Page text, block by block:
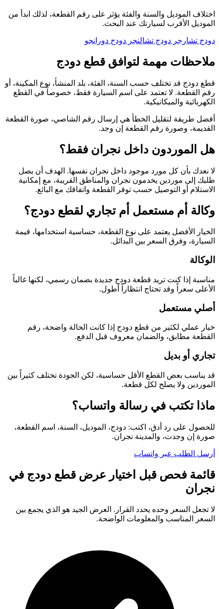
اختلاف الموديل والسنة والفئة يؤثر على رقم القطعة، لذلك ابدأ من
الموديل الأقرب لسيارتك عند البحث.
دودج تشارجر دودج تشالنجر دودج دورانجو
ملاحظات مهمة لتوافق قطع دودج
قطع دودج قد تختلف حسب السنة، الفئة، بلد المنشأ، نوع المكينة، أو
رقم القطعة. لا تعتمد على اسم السيارة فقط، خصوصاً في القطع
الكهربائية والميكانيكية.
أفضل طريقة لتقليل الخطأ هي إرسال رقم الشاصي، صورة القطعة
القديمة، وصورة رقم القطعة إن وجد.
هل الموردون داخل نجران فقط؟
لا نعدك بأن كل مورد موجود داخل نجران نفسها. الهدف أن يصل
طلبك إلى موردين يخدمون نجران والمناطق القريبة، مع إمكانية
الاستلام أو التوصيل حسب توفر القطعة واتفاقك مع البائع.
وكالة أم مستعمل أم تجاري لقطع دودج؟
الخيار الأفضل يعتمد على نوع القطعة، حساسية استخدامها، قيمة
السيارة، وفرق السعر بين البدائل.
الوكالة
مناسبة إذا كنت تريد قطعة دودج جديدة بضمان رسمي، لكنها غالباً
الأعلى سعراً وقد تحتاج انتظاراً أطول.
أصلي مستعمل
خيار عملي لكثير من قطع دودج إذا كانت الحالة واضحة، رقم
القطعة مطابق، والضمان معروف قبل الدفع.
تجاري أو بديل
قد يناسب بعض القطع الأقل حساسية، لكن الجودة تختلف كثيراً بين
الموردين ولا يصلح لكل قطعة.
ماذا تكتب في رسالة واتساب؟
للحصول على رد أدق، اكتب: دودج، الموديل، السنة، اسم القطعة،
صورة إن وجدت، والمدينة نجران.
أرسل الطلب عبر واتساب
قائمة فحص قبل اختيار عرض قطع دودج في
نجران
لا تجعل السعر وحده يحدد القرار. العرض الجيد هو الذي يجمع بين
السعر المناسب والمعلومات الواضحة.